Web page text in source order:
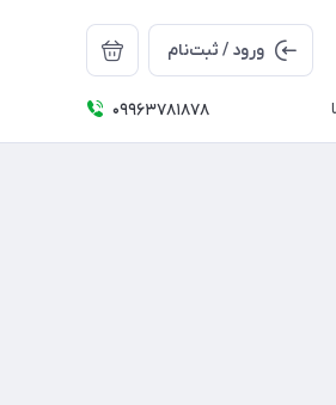
ورود / ثبت‌نام
09963781878